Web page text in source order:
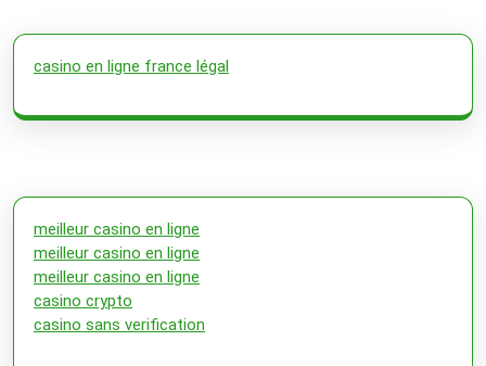
casino en ligne france légal
meilleur casino en ligne
meilleur casino en ligne
meilleur casino en ligne
casino crypto
casino sans verification